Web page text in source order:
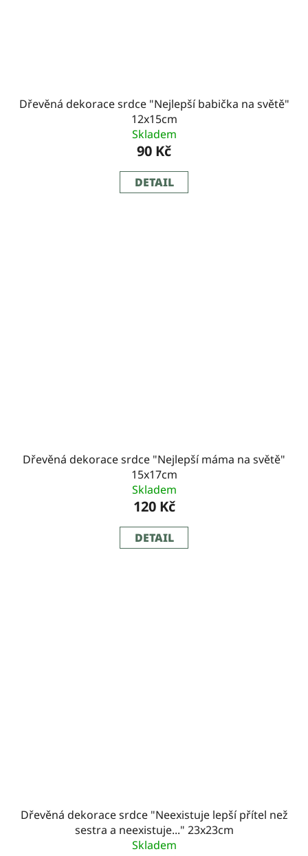
Dřevěná dekorace srdce "Nejlepší babička na světě"
12x15cm
Skladem
90 Kč
DETAIL
Dřevěná dekorace srdce "Nejlepší máma na světě"
15x17cm
Skladem
120 Kč
DETAIL
Dřevěná dekorace srdce "Neexistuje lepší přítel než
sestra a neexistuje..." 23x23cm
Skladem